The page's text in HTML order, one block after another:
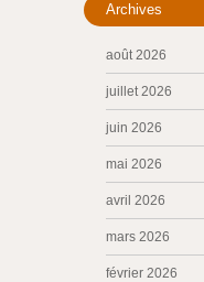
Archives
août 2026
juillet 2026
juin 2026
mai 2026
avril 2026
mars 2026
février 2026